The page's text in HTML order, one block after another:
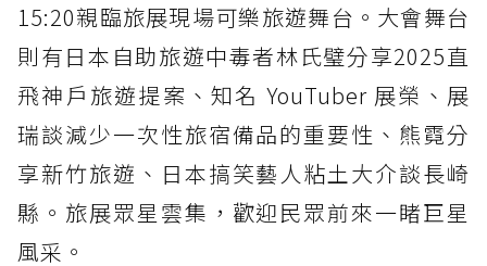
15:20親臨旅展現場可樂旅遊舞台。大會舞台
則有日本自助旅遊中毒者林氏璧分享2025直
飛神戶旅遊提案、知名 YouTuber 展榮、展
瑞談減少一次性旅宿備品的重要性、熊霓分
享新竹旅遊、日本搞笑藝人粘土大介談長崎
縣。旅展眾星雲集，歡迎民眾前來一睹巨星
風采。